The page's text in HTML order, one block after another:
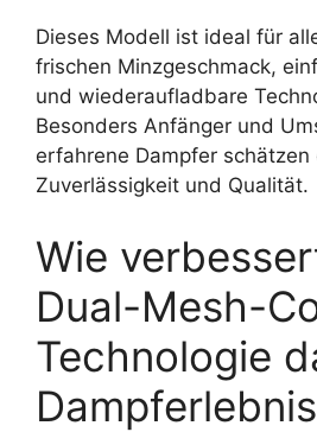
Dieses Modell ist ideal für
frischen Minzgeschmack,
und wiederaufladbare
Besonders Anfänger und
erfahrene Dampfer schätzen
Zuverlässigkeit und Qualität.
Wie
Dual-Mesh-
Technologie